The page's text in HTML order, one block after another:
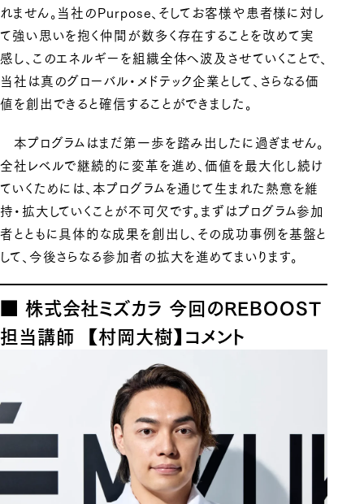
れません。当社のPurpose、そしてお客様や患者様に対し
て強い思いを抱く仲間が数多く存在することを改めて実
感し、このエネルギーを組織全体へ波及させていくことで、
当社は真のグローバル・メドテック企業として、さらなる価
値を創出できると確信することができました。
本プログラムはまだ第一歩を踏み出したに過ぎません。
全社レベルで継続的に変革を進め、価値を最大化し続け
ていくためには、本プログラムを通じて生まれた熱意を維
持・拡大していくことが不可欠です。まずはプログラム参加
者とともに具体的な成果を創出し、その成功事例を基盤と
して、今後さらなる参加者の拡大を進めてまいります。
■ 株式会社ミズカラ 今回のREBOOST
担当講師 【村岡大樹】コメント